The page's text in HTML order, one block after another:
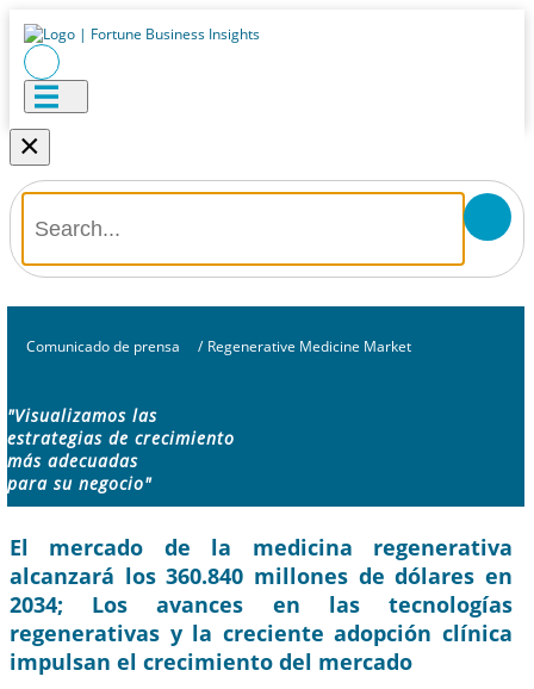
×
Comunicado de prensa / Regenerative Medicine Market
"Visualizamos las
estrategias de crecimiento
más adecuadas
para su negocio"
El mercado de la medicina regenerativa
alcanzará los 360.840 millones de dólares en
2034; Los avances en las tecnologías
regenerativas y la creciente adopción clínica
impulsan el crecimiento del mercado